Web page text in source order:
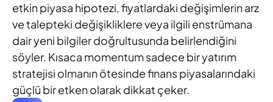
etkin piyasa hipotezi, fiyatlardaki değişimlerin arz
ve talepteki değişikliklere veya ilgili enstrümana
dair yeni bilgiler doğrultusunda belirlendiğini
söyler. Kısaca momentum sadece bir yatırım
stratejisi olmanın ötesinde finans piyasalarındaki
güçlü bir etken olarak dikkat çeker.